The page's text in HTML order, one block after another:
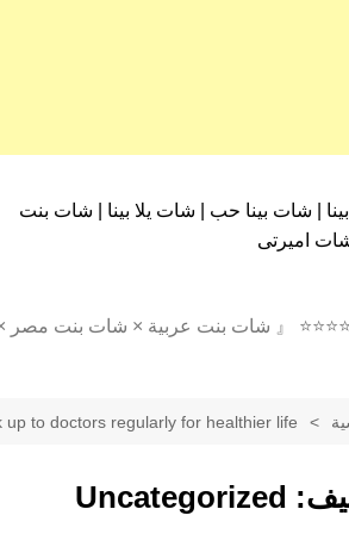
『 شات بنت عربية × شات بنت مصر
× شات بنات مصر × شات بنت
مصر 』 ⭐⭐⭐⭐⭐
✦ 🇪🇬 شات بنت مصر |
مصرية فورية 🌐 ✦
up to doctors regularly for healthier life
Uncategorized